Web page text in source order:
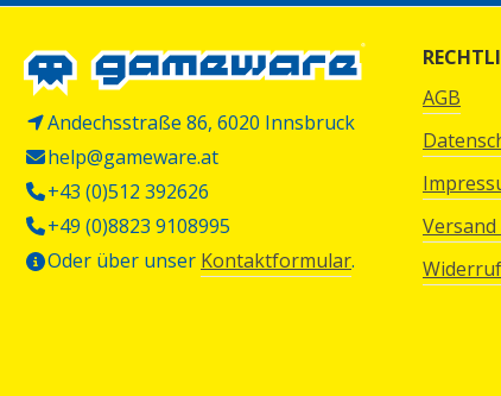
Andechsstraße 86, 6020 Innsbruck
help@gameware.at
+43 (0)512 392626
+49 (0)8823 9108995
Oder über unser Kontaktformular.
AGB